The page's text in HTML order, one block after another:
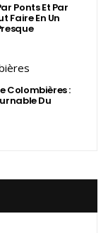
Ponts Et Par
Faire En Un
Colombières :
Du